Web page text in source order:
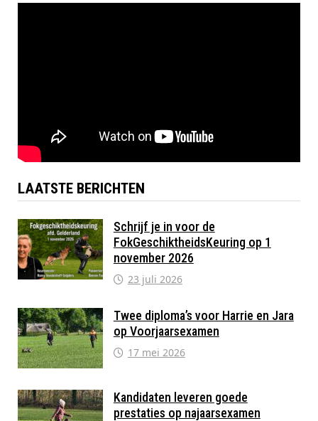
LAATSTE BERICHTEN
Schrijf je in voor de
FokGeschiktheidsKeuring op 1
november 2026
23 juli 2026
Twee diploma’s voor Harrie en Jara
op Voorjaarsexamen
17 mei 2026
Kandidaten leveren goede
prestaties op najaarsexamen